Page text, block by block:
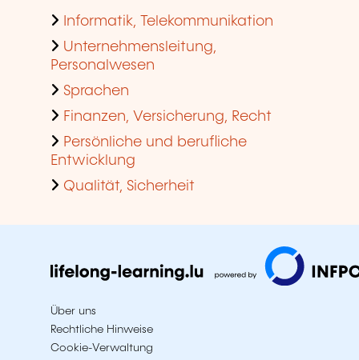
Informatik, Telekommunikation
Unternehmensleitung,
Personalwesen
Sprachen
Finanzen, Versicherung, Recht
Persönliche und berufliche
Entwicklung
Qualität, Sicherheit
Über uns
Rechtliche Hinweise
Cookie-Verwaltung